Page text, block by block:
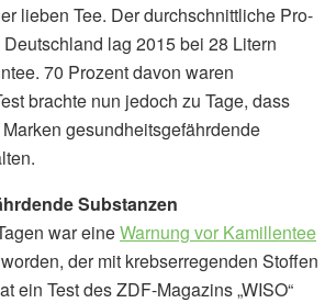
lieben Tee. Der durchschnittliche Pro-
lag 2015 bei 28 Litern
70 Prozent davon waren
brachte nun jedoch zu Tage, dass
gesundheitsgefährdende
Substanzen
war eineWarnung vor Kamillentee
der mit krebserregenden Stoffen
ein Test des ZDF-Magazins „WISO“